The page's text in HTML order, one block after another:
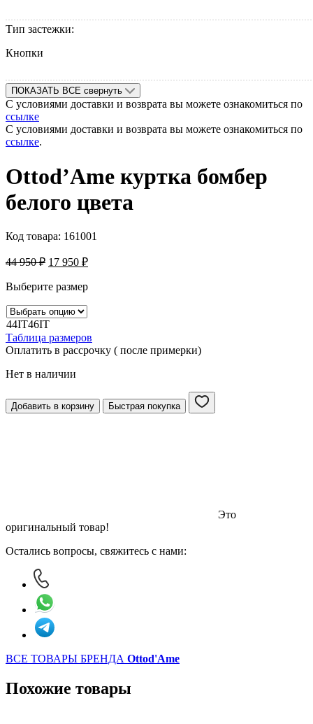
Тип застежки:
Кнопки
ПОКАЗАТЬ ВСЕ свернуть
С условиями доставки и возврата вы можете ознакомиться по
ссылке
С условиями доставки и возврата вы можете ознакомиться по
ссылке.
Оttod’Ame куртка бомбер
белого цвета
Код товара: 161001
44 950₽ 17 950 ₽
Выберите размер
44IT46IT
Таблица размеров
Оплатить в рассрочку ( после примерки)
Нет в наличии
Добавить в корзину Быстрая покупка
Это
оригинальный товар!
Остались вопросы, свяжитесь с нами:
ВСЕ ТОВАРЫ БРЕНДА Ottod'Ame
Похожие товары